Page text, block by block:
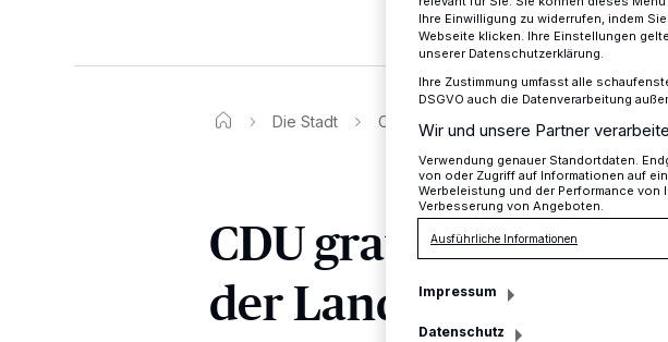
Die Stadt CDU gratuliert den Kandidaten der
CDU gratuliert den
der Landtagswahl in
Ihre Einwilligung zu widerrufen, indem
Webseite klicken. Ihre Einstellungen
unserer Datenschutzerklärung.
Ihre Zustimmung umfasst alle
DSGVO auch die Datenverarbeitung
Wir und unsere Partner
Verwendung genauer Standortdaten.
von oder Zugriff auf Informationen auf
Werbeleistung und der Performance
Verbesserung von Angeboten.
Ausführliche Informationen
Impressum
Datenschutz